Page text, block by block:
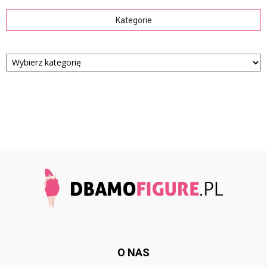
Kategorie
Kategorie
O NAS